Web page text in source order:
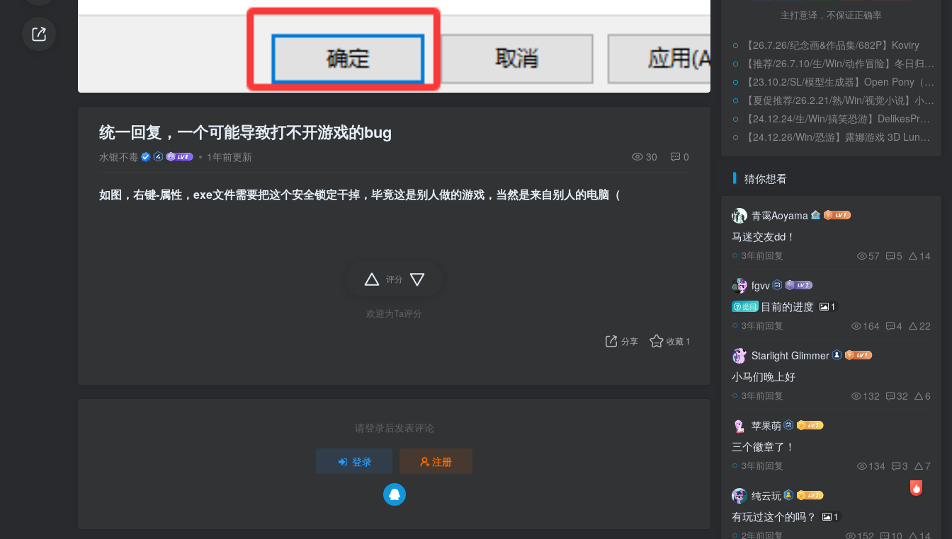
统一回复，一个可能导致打不开游戏的bug
水银不毒 1年前更新 30 0
如图，右键-属性，exe文件需要把这个安全锁定干掉，毕竟这是别人做的游戏，当然是来自别人的电脑（
评分
欢迎为Ta评分
分享 收藏 1
请登录后发表评论
登录 注册
主打意译，不保证正确率
【26.7.26/纪念画&作品集/682P】Koviry
【推荐/26.7.10/生/Win/动作冒险】冬日归途 Ambient Bound（冬日传说2）
【23.10.2/SL/模型生成器】Open Pony（Second Life外链）
【夏促推荐/26.2.21/熟/Win/视觉小说】小马物语：娓尾道来 / 溃不成驹（steam外链）
【24.12.24/生/Win/搞笑恐游】DelikesProject两部曲（雾云的冒险&“猩红黎明”）
【24.12.26/Win/恐游】露娜游戏 3D Luna Games 3D
猜你想看
青霭Aoyama
马迷交友dd！
3年前回复 57 5 14
fgvv
提问 目前的进度 1
3年前回复 164 4 22
Starlight Glimmer
小马们晚上好
3年前回复 132 32 6
苹果萌
三个徽章了！
3年前回复 134 3 7
纯云玩
有玩过这个的吗？ 1
2年前回复 152 10 14